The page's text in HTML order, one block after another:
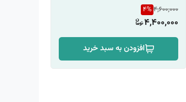
4,600,000
4%
4,400,000
افزودن به سبد خرید